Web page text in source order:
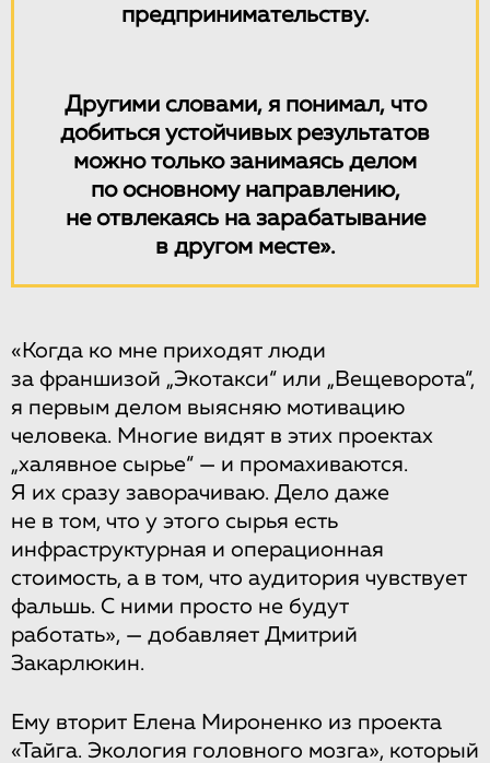
предпринимательству.
Другими словами, я понимал, что
добиться устойчивых результатов
можно только занимаясь делом
по основному направлению,
не отвлекаясь на зарабатывание
в другом месте».
«Когда ко мне приходят люди
за франшизой „Экотакси“ или „Вещеворота“,
я первым делом выясняю мотивацию
человека. Многие видят в этих проектах
„халявное сырье“ — и промахиваются.
Я их сразу заворачиваю. Дело даже
не в том, что у этого сырья есть
инфраструктурная и операционная
стоимость, а в том, что аудитория чувствует
фальшь. С ними просто не будут
работать», — добавляет Дмитрий
Закарлюкин.
Ему вторит Елена Мироненко из проекта
«Тайга. Экология головного мозга», который